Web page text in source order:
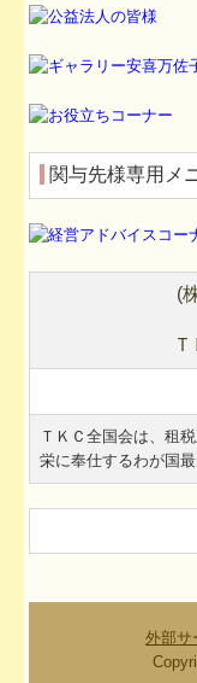
関与先様専用メ
(
ＴＫＣ全国会は、租
栄に奉仕するわが国
外部サ